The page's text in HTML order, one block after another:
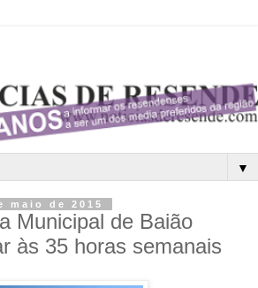
▼
maio de 2015
Municipal de Baião
às 35 horas semanais